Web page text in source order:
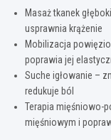
Masaż tkanek
usprawnia krążenie
Mobilizacja
poprawia jej
Suche igłowanie –
redukuje ból
Terapia mięśniowo-
mięśniowym i